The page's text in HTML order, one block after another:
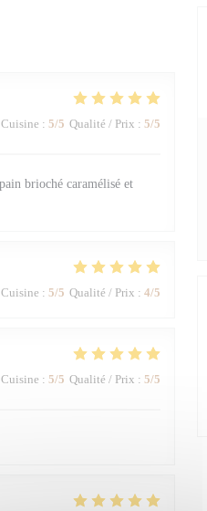
Cuisine : 5/5 Qualité / Prix : 5/5
brioché caramélisé et
Cuisine : 5/5 Qualité / Prix : 4/5
Cuisine : 5/5 Qualité / Prix : 5/5